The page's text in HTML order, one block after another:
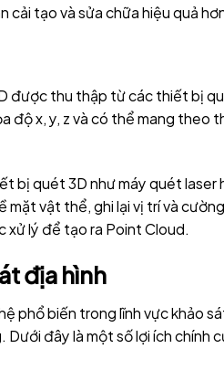
cải tạo và sửa chữa hiệu quả
được thu thập từ các thiết bị
độ x, y, z và có thể mang theo
bị quét 3D như máy quét laser
vật thể, ghi lại vị trí và
xử lý để tạo ra Point Cloud.
địa hình
phổ biến trong lĩnh vực khảo
đây là một số lợi ích chính